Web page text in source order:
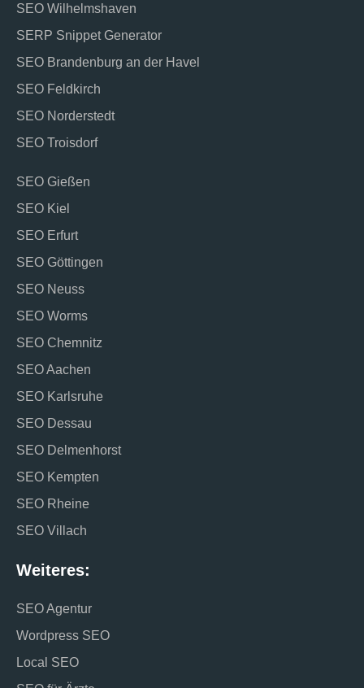
SEO Wilhelmshaven
SERP Snippet Generator
SEO Brandenburg an der Havel
SEO Feldkirch
SEO Norderstedt
SEO Troisdorf
SEO Gießen
SEO Kiel
SEO Erfurt
SEO Göttingen
SEO Neuss
SEO Worms
SEO Chemnitz
SEO Aachen
SEO Karlsruhe
SEO Dessau
SEO Delmenhorst
SEO Kempten
SEO Rheine
SEO Villach
Weiteres:
SEO Agentur
Wordpress SEO
Local SEO